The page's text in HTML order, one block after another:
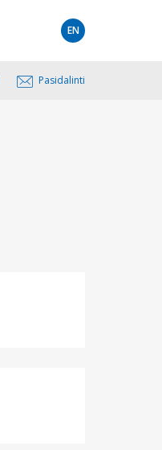
EN
Pasidalinti